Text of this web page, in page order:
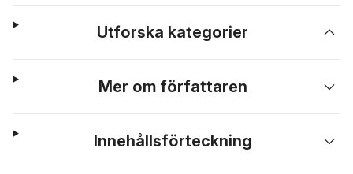
Utforska kategorier
Mer om författaren
Innehållsförteckning